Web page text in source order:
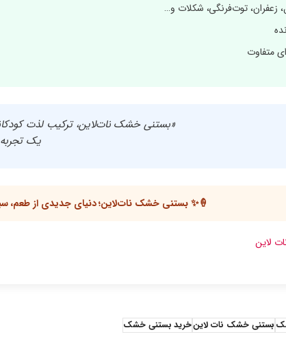
زعفران، توت‌فرنگی، شکلات و…
متفاوت
«بستنی خشک نات‌لاین، ترکیب لذت
یک
🍦✨ بستنی خشک نات‌لاین؛ دنیای جدیدی از طعم،
لاین
بستنی خشک نات لاینخرید بستنی خشک